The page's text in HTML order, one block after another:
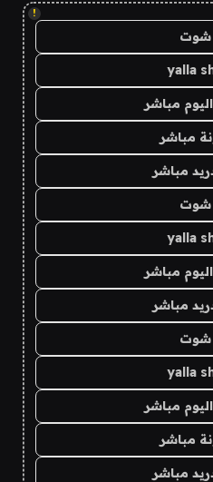
!
شوت
yalla
مباشر
مباشر
مباشر
شوت
yalla
مباشر
مباشر
شوت
yalla
مباشر
مباشر
مباشر